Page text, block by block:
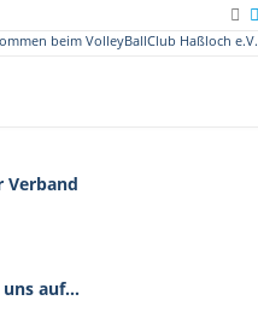
beim VolleyBallClub Haßloch e.V.
Verband
uns auf...